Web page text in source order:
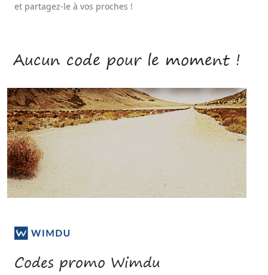
et partagez-le à vos proches !
Codes promo Wimdu
Aucun code pour le moment !